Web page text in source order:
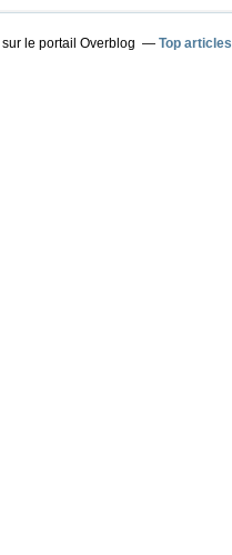
sur le portail Overblog Top articles